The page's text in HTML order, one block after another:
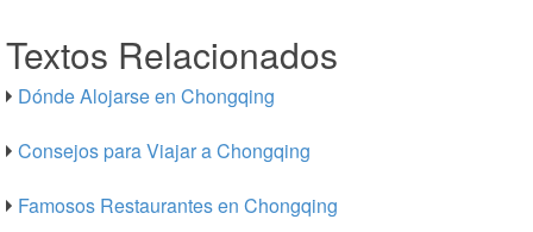
Textos Relacionados
Dónde Alojarse en Chongqing
Consejos para Viajar a Chongqing
Famosos Restaurantes en Chongqing